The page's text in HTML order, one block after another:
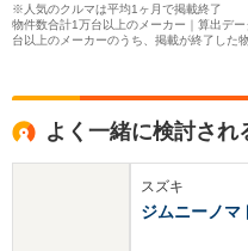
※人気のクルマは平均1ヶ月で掲載終了
物件数合計1万台以上のメーカー｜算出デ
台以上のメーカーのうち、掲載が終了した
よく一緒に検討され
スズキ
ジムニーノマ